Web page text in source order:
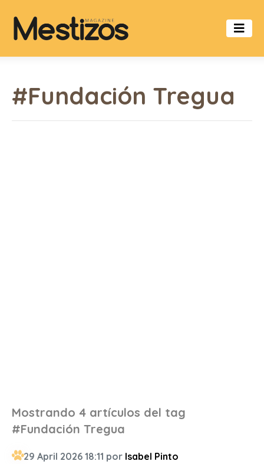
#Fundación Tregua
Mostrando 4 artículos del tag
#Fundación Tregua
29 April 2026 18:11 por Isabel Pinto